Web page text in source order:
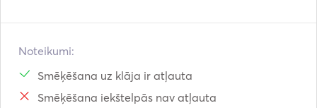
Noteikumi:
Smēķēšana uz klāja ir atļauta
Smēķēšana iekštelpās nav atļauta